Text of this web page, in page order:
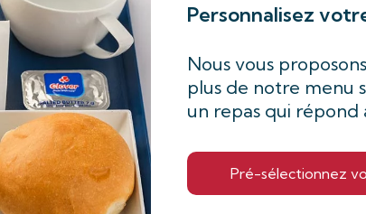
Personnalisez
Nous vous
plus de notre menu
un repas qui répond
Pré-sélectionnez